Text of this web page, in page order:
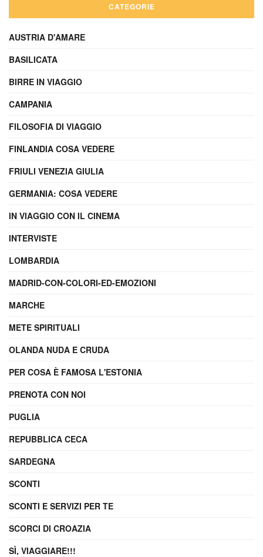
CATEGORIE
AUSTRIA D'AMARE
BASILICATA
BIRRE IN VIAGGIO
CAMPANIA
FILOSOFIA DI VIAGGIO
FINLANDIA COSA VEDERE
FRIULI VENEZIA GIULIA
GERMANIA: COSA VEDERE
IN VIAGGIO CON IL CINEMA
INTERVISTE
LOMBARDIA
MADRID-CON-COLORI-ED-EMOZIONI
MARCHE
METE SPIRITUALI
OLANDA NUDA E CRUDA
PER COSA È FAMOSA L'ESTONIA
PRENOTA CON NOI
PUGLIA
REPUBBLICA CECA
SARDEGNA
SCONTI
SCONTI E SERVIZI PER TE
SCORCI DI CROAZIA
SÌ, VIAGGIARE!!!